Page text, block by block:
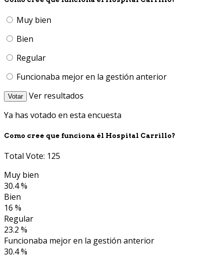
Muy bien
Bien
Regular
Funcionaba mejor en la gestión anterior
Votar
Ver resultados
Ya has votado en esta encuesta
Como cree que funciona él Hospital Carrillo?
Total Vote: 125
Muy bien
30.4 %
Bien
16 %
Regular
23.2 %
Funcionaba mejor en la gestión anterior
30.4 %